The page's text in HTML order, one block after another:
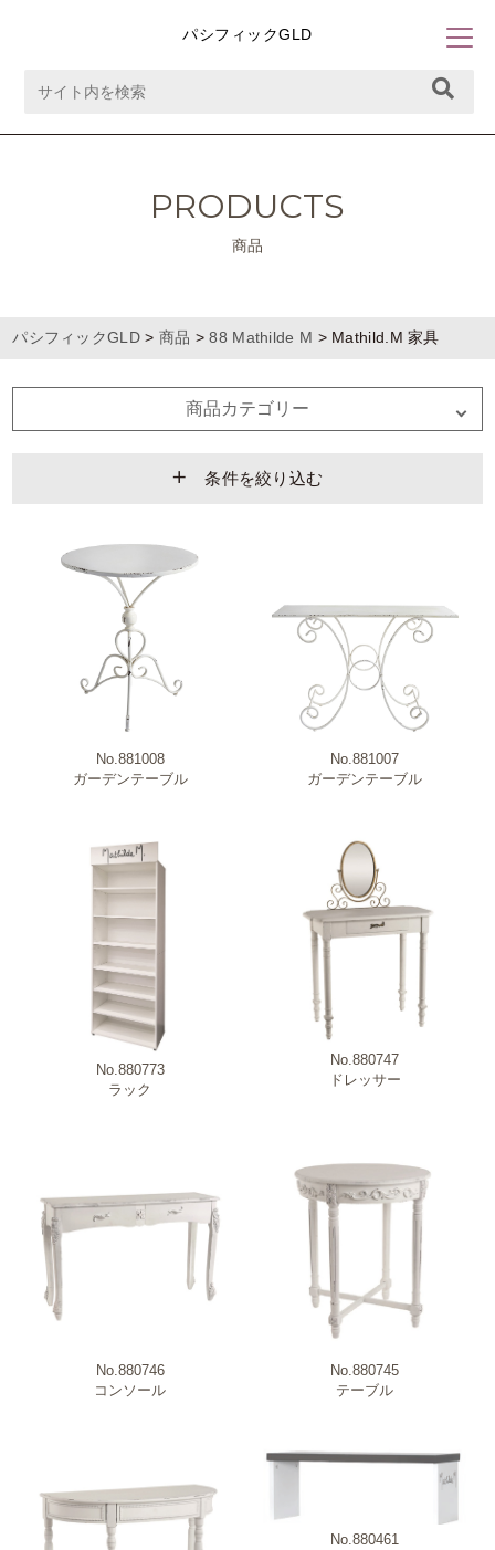
パシフィックGLD
PRODUCTS
商品
パシフィックGLD> 商品 >88 Mathilde M > Mathild.M 家具
商品カテゴリー
条件を絞り込む
新商品・売れ筋商品・特価商品
No.881008
ガーデンテーブル
No.881007
ガーデンテーブル
No.880773
ラック
No.880747
ドレッサー
No.880746
コンソール
No.880745
テーブル
No.880461